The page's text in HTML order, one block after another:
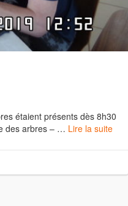
étaient présents dès 8h30
des arbres – … Lire la suite